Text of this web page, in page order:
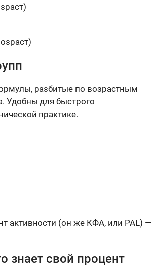
разбитые по возрастным
Удобны для быстрого
практике.
активности (он же КФА, или PAL) —
знает свой процент